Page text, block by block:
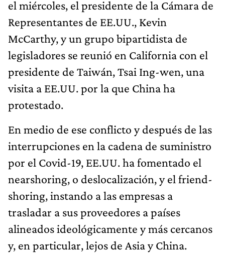
el miércoles, el presidente de la Cámara de
Representantes de EE.UU., Kevin
McCarthy, y un grupo bipartidista de
legisladores se reunió en California con el
presidente de Taiwán, Tsai Ing-wen, una
visita a EE.UU. por la que China ha
protestado.
En medio de ese conflicto y después de las
interrupciones en la cadena de suministro
por el Covid-19, EE.UU. ha fomentado el
nearshoring, o deslocalización, y el friend-
shoring, instando a las empresas a
trasladar a sus proveedores a países
alineados ideológicamente y más cercanos
y, en particular, lejos de Asia y China.